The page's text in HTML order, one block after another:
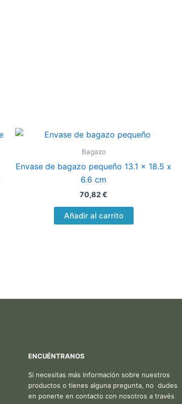
Bagazo
Envase de bagazo pequeño 13.1 x 18.5 x
6.6 cm
70,82€
Añadir al carrito
ENCUÉNTRANOS
Si necesitas más información sobre nuestros
productos o tienes alguna pregunta, no dudes
en ponerte en contacto con nosotros a través